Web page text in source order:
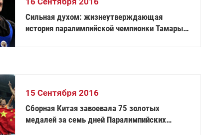
Сильная духом: жизнеутверждающая
история паралимпийской чемпионки Тамары
15 Сентября 2016
Сборная Китая завоевала 75 золотых
медалей за семь дней Паралимпийских